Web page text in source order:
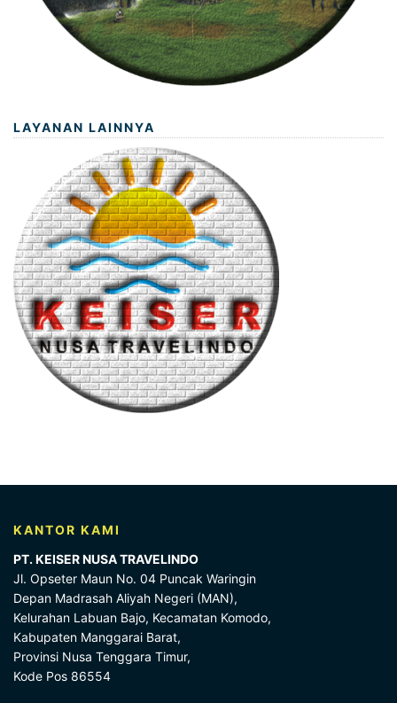
LAYANAN LAINNYA
KANTOR KAMI
PT. KEISER NUSA TRAVELINDO
Jl. Opseter Maun No. 04 Puncak Waringin
Depan Madrasah Aliyah Negeri (MAN),
Kelurahan Labuan Bajo, Kecamatan Komodo,
Kabupaten Manggarai Barat,
Provinsi Nusa Tenggara Timur,
Kode Pos 86554